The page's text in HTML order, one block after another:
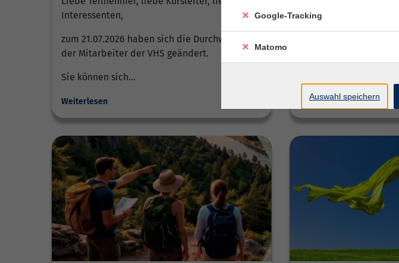
Interessenten,
zum 21.07.2026 haben sich die Durchwahlen
der Mitarbeiter der VHS geändert.
Sie können sich…
Weiterlesen
Herbstsemester 2026
Schnupperangeboten…
Google-Tracking
Matomo
Auswahl speichern